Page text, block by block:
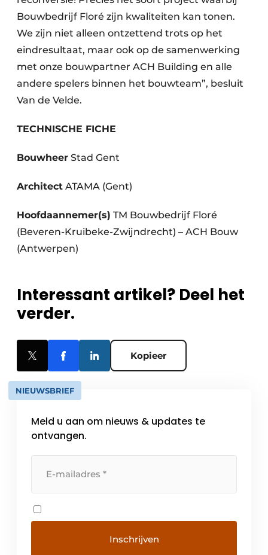
Bouwbedrijf Floré zijn kwaliteiten kan tonen.
We zijn niet alleen ontzettend trots op het
eindresultaat, maar ook op de samenwerking
met onze bouwpartner ACH Building en alle
andere spelers binnen het bouwteam”, besluit
Van de Velde.
TECHNISCHE FICHE
Bouwheer Stad Gent
Architect ATAMA (Gent)
Hoofdaannemer(s) TM Bouwbedrijf Floré
(Beveren-Kruibeke-Zwijndrecht) – ACH Bouw
(Antwerpen)
Interessant artikel? Deel het
verder.
Kopieer
NIEUWSBRIEF
Meld u aan om nieuws & updates te
ontvangen.